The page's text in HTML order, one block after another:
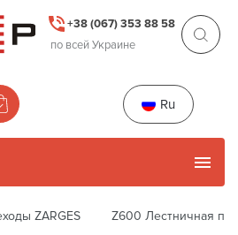
+38 (067) 353 88 58
по всей Украине
Ru
ZARGES Z600 Лестничная